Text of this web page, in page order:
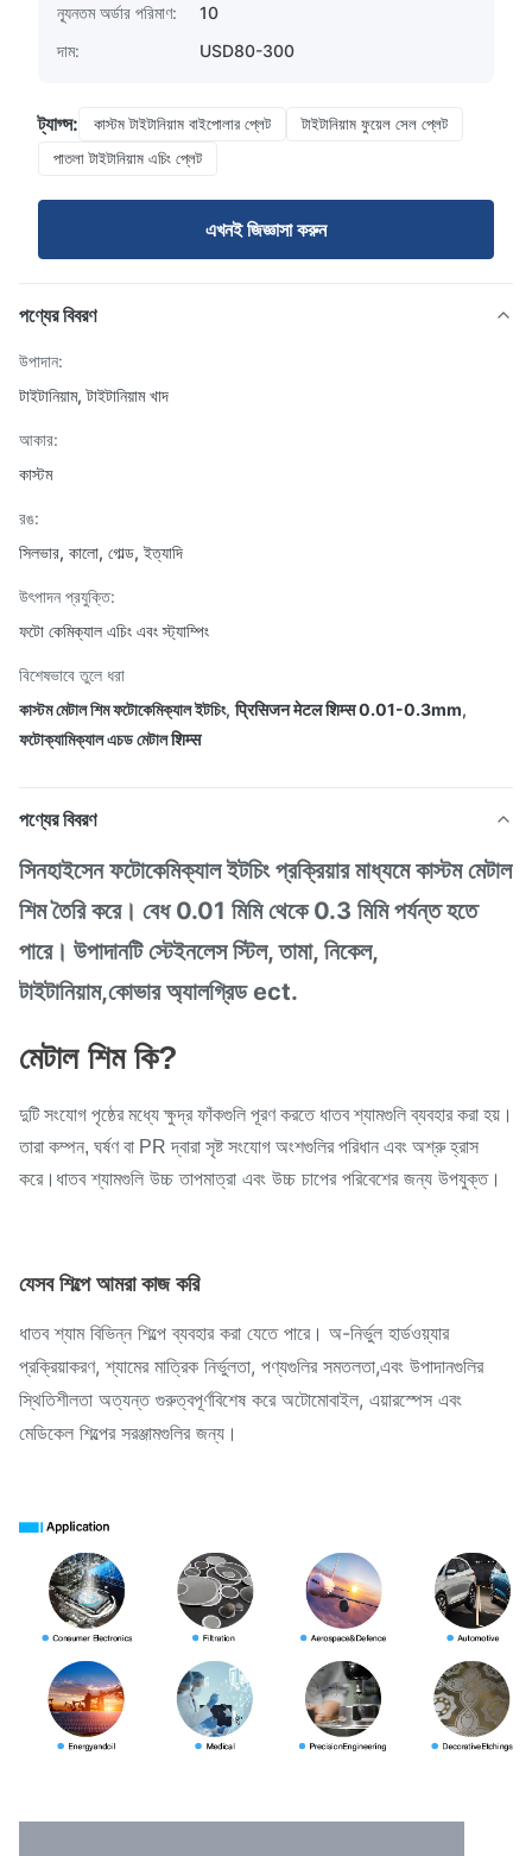
ন্যূনতম অর্ডার পরিমাণ:
10
দাম:
USD80-300
ট্যাগ্স: কাস্টম টাইটানিয়াম বাইপোলার প্লেট
টাইটানিয়াম ফুয়েল সেল প্লেট
পাতলা টাইটানিয়াম এচিং প্লেট
এখনই জিজ্ঞাসা করুন
পণ্যের বিবরণ
উপাদান:
টাইটানিয়াম, টাইটানিয়াম খাদ
আকার:
কাস্টম
রঙ:
সিলভার, কালো, গোল্ড, ইত্যাদি
উৎপাদন প্রযুক্তি:
ফটো কেমিক্যাল এচিং এবং স্ট্যাম্পিং
বিশেষভাবে তুলে ধরা
কাস্টম মেটাল শিম ফটোকেমিক্যাল ইটচিং,प्रिसिजन मेटल शिम्स 0.01-0.3mm,
ফটোক্যামিক্যাল এচড মেটাল शिम्स
পণ্যের বিবরণ
সিনহাইসেন ফটোকেমিক্যাল ইটচিং প্রক্রিয়ার মাধ্যমে কাস্টম মেটাল
শিম তৈরি করে। বেধ 0.01 মিমি থেকে 0.3 মিমি পর্যন্ত হতে
পারে। উপাদানটি স্টেইনলেস স্টিল, তামা, নিকেল,
টাইটানিয়াম,কোভার অ্যালগ্রিড ect.
মেটাল শিম কি?
দুটি সংযোগ পৃষ্ঠের মধ্যে ক্ষুদ্র ফাঁকগুলি পূরণ করতে ধাতব শ্যামগুলি ব্যবহার করা হয়।
তারা কম্পন, ঘর্ষণ বা PR দ্বারা সৃষ্ট সংযোগ অংশগুলির পরিধান এবং অশ্রু হ্রাস
করে। ধাতব শ্যামগুলি উচ্চ তাপমাত্রা এবং উচ্চ চাপের পরিবেশের জন্য উপযুক্ত।
যেসব শিল্পে আমরা কাজ করি
ধাতব শ্যাম বিভিন্ন শিল্পে ব্যবহার করা যেতে পারে। অ-নির্ভুল হার্ডওয়্যার
প্রক্রিয়াকরণ, শ্যামের মাত্রিক নির্ভুলতা, পণ্যগুলির সমতলতা,এবং উপাদানগুলির
স্থিতিশীলতা অত্যন্ত গুরুত্বপূর্ণবিশেষ করে অটোমোবাইল, এয়ারস্পেস এবং
মেডিকেল শিল্পের সরঞ্জামগুলির জন্য।